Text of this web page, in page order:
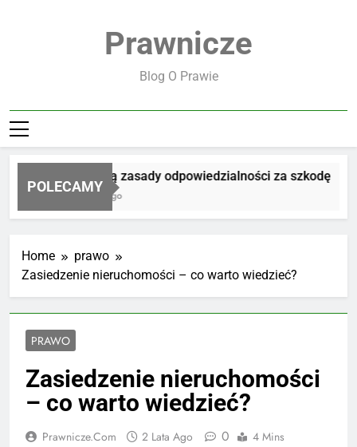
Prawnicze
Blog O Prawie
POLECAMY
Jakie są zasady odpowiedzialności za szkodę
1 Dzień Ago
Home
prawo
Zasiedzenie nieruchomości – co warto wiedzieć?
PRAWO
Zasiedzenie nieruchomości
– co warto wiedzieć?
Prawnicze.com 2 Lata Ago 0 4 Mins